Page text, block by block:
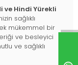
ve Hindi Yürekli
sağlıklı
mükemmel bir
ve besleyici
ve sağlıklı